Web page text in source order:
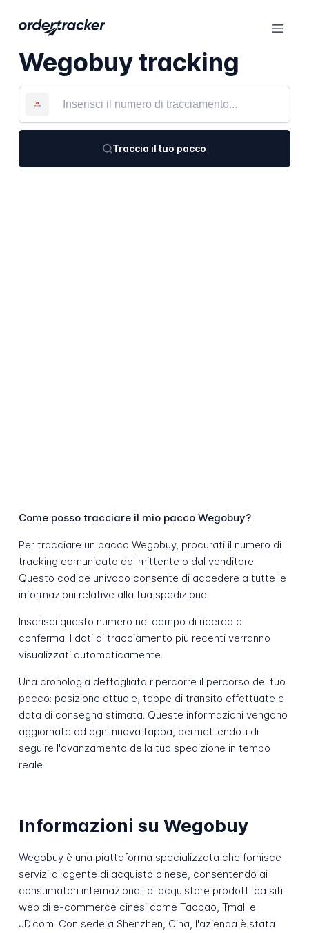
Wegobuy tracking
Traccia il tuo pacco
Come posso tracciare il mio pacco Wegobuy?
Per tracciare un pacco Wegobuy, procurati il numero di
tracking comunicato dal mittente o dal venditore.
Questo codice univoco consente di accedere a tutte le
informazioni relative alla tua spedizione.
Inserisci questo numero nel campo di ricerca e
conferma. I dati di tracciamento più recenti verranno
visualizzati automaticamente.
Una cronologia dettagliata ripercorre il percorso del tuo
pacco: posizione attuale, tappe di transito effettuate e
data di consegna stimata. Queste informazioni vengono
aggiornate ad ogni nuova tappa, permettendoti di
seguire l'avanzamento della tua spedizione in tempo
reale.
Informazioni su Wegobuy
Wegobuy è una piattaforma specializzata che fornisce
servizi di agente di acquisto cinese, consentendo ai
consumatori internazionali di acquistare prodotti da siti
web di e-commerce cinesi come Taobao, Tmall e
JD.com. Con sede a Shenzhen, Cina, l'azienda è stata